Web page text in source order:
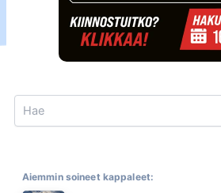
Search
Aiemmin soineet kappaleet: